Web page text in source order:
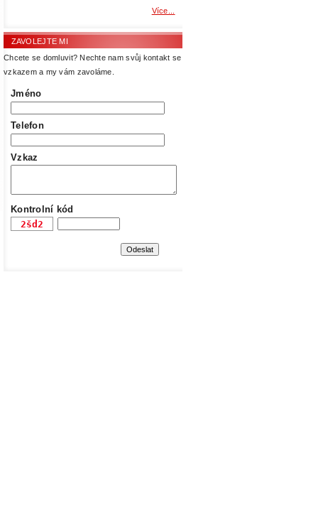
Více...
ZAVOLEJTE MI
Chcete se domluvit? Nechte nam svůj kontakt se
vzkazem a my vám zavoláme.
Jméno
Telefon
Vzkaz
Kontrolní kód